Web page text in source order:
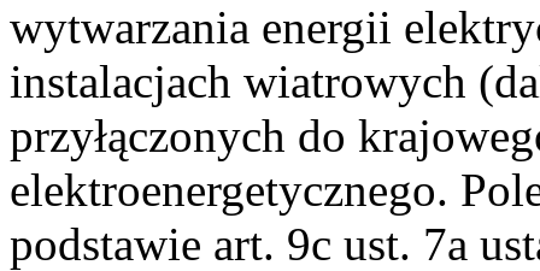
wytwarzania energii
instalacjach wiatrowych
przyłączonych do
elektroenergetycznego.
podstawie art. 9c ust. 7a